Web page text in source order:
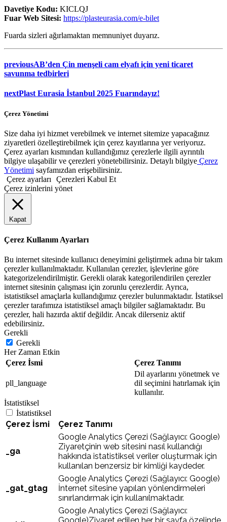
Davetiye Kodu: KICLQJ
Fuar Web Sitesi: https://plasteurasia.com/e-bilet
Fuarda sizleri ağırlamaktan memnuniyet duyarız.
previousAB’den Çin menşeli cam elyafı için yeni ticaret
savunma tedbirleri
nextPlast Eurasia İstanbul 2025 Fuarındayız!
Çerez Yönetimi
Size daha iyi hizmet verebilmek ve internet sitemize yapacağınız
ziyaretleri özelleştirebilmek için çerez kayıtlarına yer veriyoruz.
Çerez ayarları kısmından kullandığımız çerezlerle ilgili ayrıntılı
bilgiye ulaşabilir ve çerezleri yönetebilirsiniz. Detaylı bilgiye Çerez
Yönetimi sayfamızdan erişebilirsiniz.
Çerez ayarları
Çerezleri Kabul Et
Çerez izinlerini yönet
Kapat
Çerez Kullanım Ayarları
Bu internet sitesinde kullanıcı deneyimini geliştirmek adına bir takım
çerezler kullanılmaktadır. Kullanılan çerezler, işlevlerine göre
kategorizelendirilmiştir. Gerekli olarak kategorilendirilen çerezler
internet sitesinin çalışması için zorunlu çerezlerdir. Ayrıca,
istatistiksel amaçlarla kullandığımız çerezler bulunmaktadır. İstatiksel
çerezler tarafımıza istatistiksel amaçlı bilgiler sağlamaktadır. Bu
çerezler, hali hazırda aktif değildir. Ancak dilerseniz aktif
edebilirsiniz.
Gerekli
Gerekli
Her Zaman Etkin
Çerez İsmi
Çerez Tanımı
pll_language
Dil ayarlarını yönetmek ve
dil seçimini hatırlamak için
kullanılır.
İstatistiksel
İstatistiksel
Çerez İsmi Çerez Tanımı
_ga
Google Analytics Çerezi (Sağlayıcı: Google)
Ziyaretçinin web sitesini nasıl kullandığı
hakkında istatistiksel veriler oluşturmak için
kullanılan benzersiz bir kimliği kaydeder.
_gat_gtag
Google Analytics Çerezi (Sağlayıcı: Google)
İnternet sitesine yapılan yönlendirmeleri
sınırlandırmak için kullanılmaktadır.
Google Analytics Çerezi (Sağlayıcı: